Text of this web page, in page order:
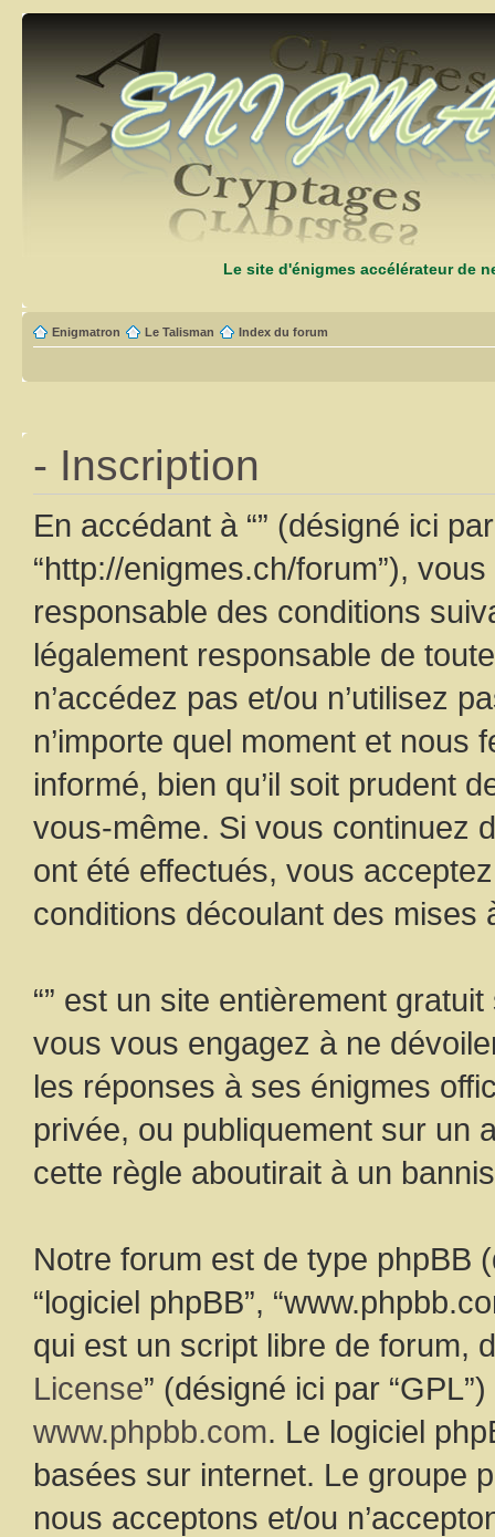
Le site d'énigmes accélérateur de
Enigmatron Le Talisman Index du forum
- Inscription
En accédant à “” (désigné ici par
“http://enigmes.ch/forum”),
responsable des conditions
légalement responsable de
n’accédez pas et/ou n’utilisez
n’importe quel moment et
informé, bien qu’il soit prudent
vous-même. Si vous continuez
ont été effectués, vous
conditions découlant des mises
“” est un site entièrement
vous vous engagez à ne
les réponses à ses énigmes
privée, ou publiquement sur un
cette règle aboutirait à un
Notre forum est de type phpBB
“logiciel phpBB”,
qui est un script libre de forum,
License” (désigné ici par
www.phpbb.com. Le logiciel
basées sur internet. Le groupe
nous acceptons et/ou